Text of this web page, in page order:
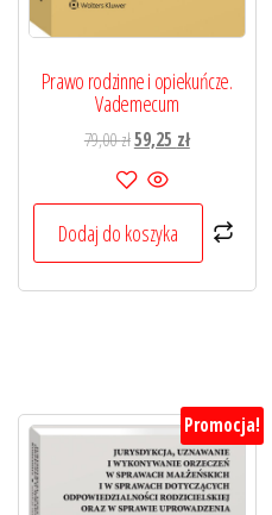
Prawo rodzinne i opiekuńcze.
Vademecum
79,00złPierwotna
cena
wynosiła:
79,00 zł.
59,25 złAktualna
59,25 zł.
Dodaj do koszyka
Promocja!